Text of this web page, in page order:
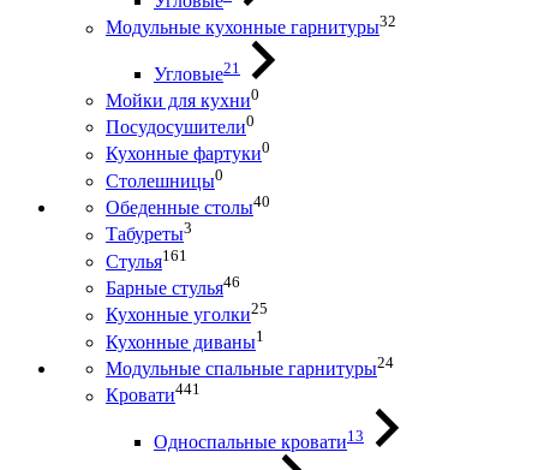
Модульные кухонные гарнитуры32
Угловые21
Мойки для кухни0
Посудосушители0
Кухонные фартуки0
Столешницы0
Обеденные столы40
Табуреты3
Стулья161
Барные стулья46
Кухонные уголки25
Кухонные диваны1
Модульные спальные гарнитуры24
Кровати441
Односпальные кровати13